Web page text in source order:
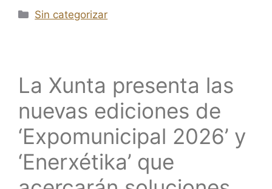
Sin categorizar
La Xunta presenta las
nuevas ediciones de
‘Expomunicipal 2026’ y
‘Enerxétika’ que